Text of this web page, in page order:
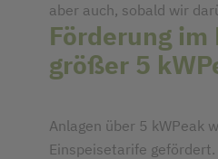
aber auch, sobald wir
Förderung im
größer 5
Anlagen über 5 kWPeak
Einspeisetarife